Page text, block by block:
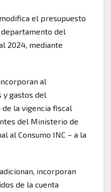
el presupuesto
del
2024, mediante
al
y gastos del
la vigencia fiscal
del Ministerio de
al Consumo INC – a la
incorporan
de la cuenta